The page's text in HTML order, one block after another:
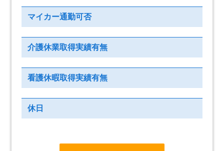
マイカー通勤可否
介護休業取得実績有無
看護休暇取得実績有無
休日